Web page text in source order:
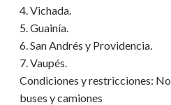
4. Vichada.
5. Guainía.
6. San Andrés y Providencia.
7. Vaupés.
Condiciones y restricciones:
buses y camiones